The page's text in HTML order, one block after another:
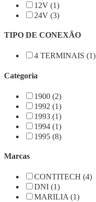
12V (1)
24V (3)
TIPO DE CONEXÃO
4 TERMINAIS (1)
Categoria
1900 (2)
1992 (1)
1993 (1)
1994 (1)
1995 (8)
Marcas
CONTITECH (4)
DNI (1)
MARILIA (1)